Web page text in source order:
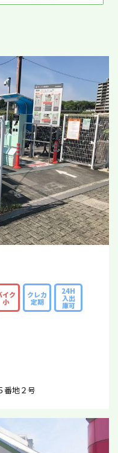
イク
小
クレカ
定期
24H
入出
庫可
番地２号